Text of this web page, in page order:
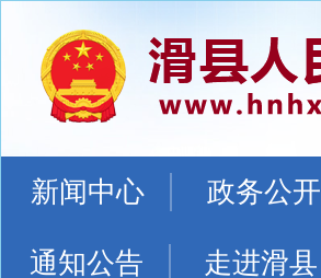
新闻中心 政务公开
通知公告 走进滑县